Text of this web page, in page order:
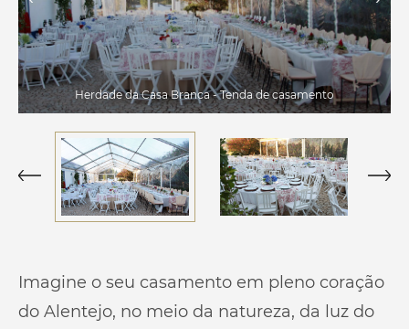
Herdade da Casa Branca - Tenda de casamento
Imagine o seu casamento em pleno coração
do Alentejo, no meio da natureza, da luz do